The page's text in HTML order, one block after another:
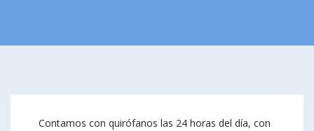
Contamos con quirófanos las 24 horas del día, con